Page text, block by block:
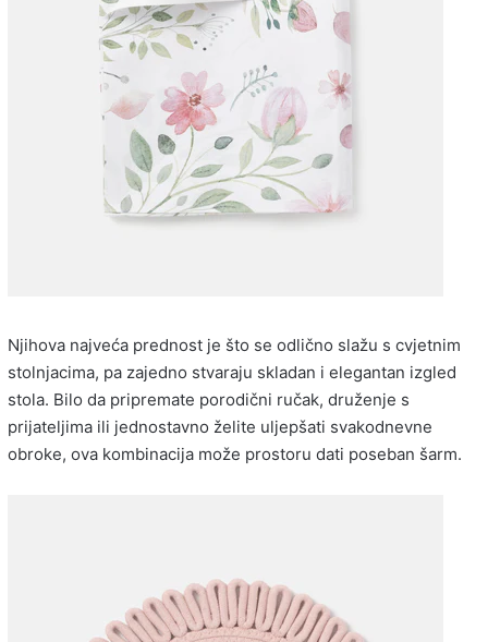
Njihova najveća prednost je što se odlično slažu s cvjetnim
stolnjacima, pa zajedno stvaraju skladan i elegantan izgled
stola. Bilo da pripremate porodični ručak, druženje s
prijateljima ili jednostavno želite uljepšati svakodnevne
obroke, ova kombinacija može prostoru dati poseban šarm.